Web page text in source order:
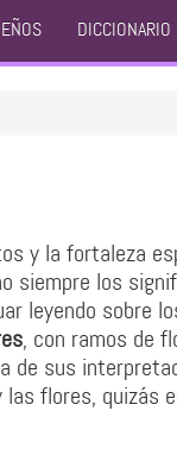
y la fortaleza
siempre los
leyendo sobre
, con ramos de
de sus
flores, quizás